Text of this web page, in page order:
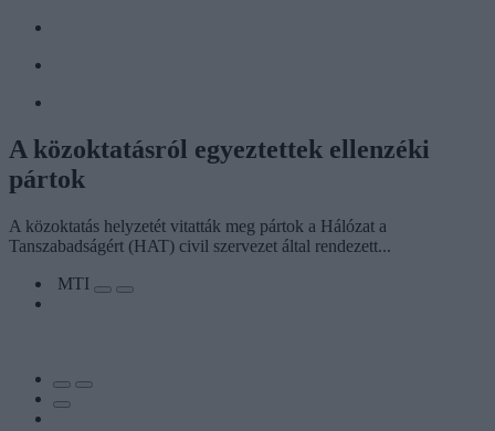
A közoktatásról egyeztettek ellenzéki
pártok
A közoktatás helyzetét vitatták meg pártok a Hálózat a
Tanszabadságért (HAT) civil szervezet által rendezett...
MTI